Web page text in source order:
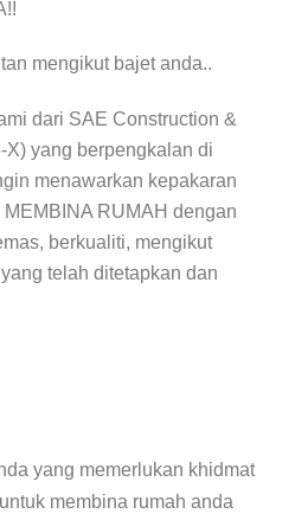
mengikut bajet anda..
dari SAE Construction &
yang berpengkalan di
menawarkan kepakaran
RUMAH dengan
berkualiti, mengikut
telah ditetapkan dan
yang memerlukan khidmat
membina rumah anda